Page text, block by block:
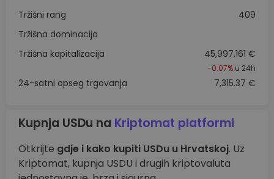
Tržišni rang
409
Tržišna dominacija
Tržišna kapitalizacija
45,997,161 €
-0.07% u 24h
24-satni opseg trgovanja 7,315.37 €
Kupnja USDu na Kriptomat platformi
Otkrijte gdje i kako kupiti USDu u Hrvatskoj. Uz
Kriptomat, kupnja USDU i drugih kriptovaluta